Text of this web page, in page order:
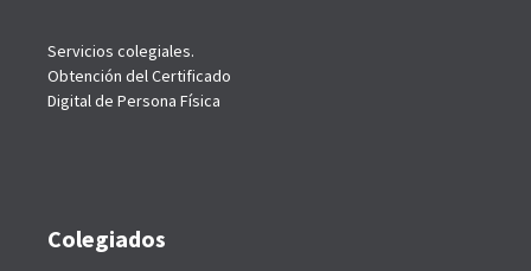
Servicios colegiales.
Obtención del Certificado
Digital de Persona Física
Colegiados